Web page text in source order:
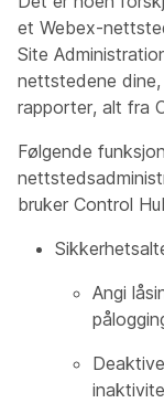
et Webex-
Site
nettstedene
rapporter, alt fra
Følgende
bruker Control
Angi